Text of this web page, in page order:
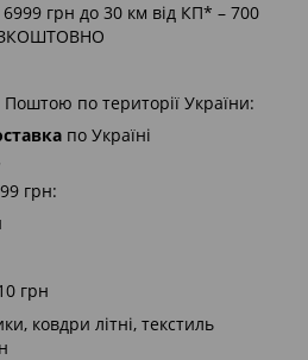
6999 грн до 30 км від КП* – 700
по території України:
по Україні
грн:
грн
ковдри літні, текстиль